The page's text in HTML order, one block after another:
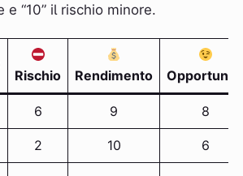
e “10” il rischio minore.
Rischio Rendimento Opportunità
6 9 8
2 10 6